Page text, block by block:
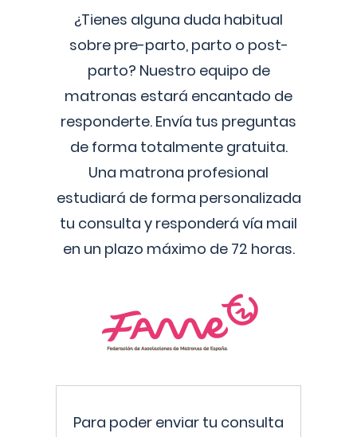
¿Tienes alguna duda habitual
sobre pre-parto, parto o post-
parto? Nuestro equipo de
matronas estará encantado de
responderte. Envía tus preguntas
de forma totalmente gratuita.
Una matrona profesional
estudiará de forma personalizada
tu consulta y responderá vía mail
en un plazo máximo de 72 horas.
Para poder enviar tu consulta